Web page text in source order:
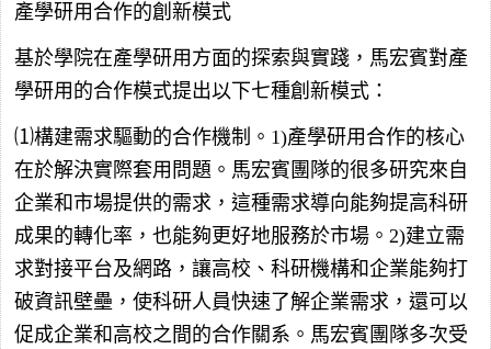
產學研用合作的創新模式
基於學院在產學研用方面的探索與實踐，馬宏賓對產
學研用的合作模式提出以下七種創新模式：
⑴構建需求驅動的合作機制。1)產學研用合作的核心
在於解決實際套用問題。馬宏賓團隊的很多研究來自
企業和市場提供的需求，這種需求導向能夠提高科研
成果的轉化率，也能夠更好地服務於市場。2)建立需
求對接平台及網路，讓高校、科研機構和企業能夠打
破資訊壁壘，使科研人員快速了解企業需求，還可以
促成企業和高校之間的合作關系。馬宏賓團隊多次受